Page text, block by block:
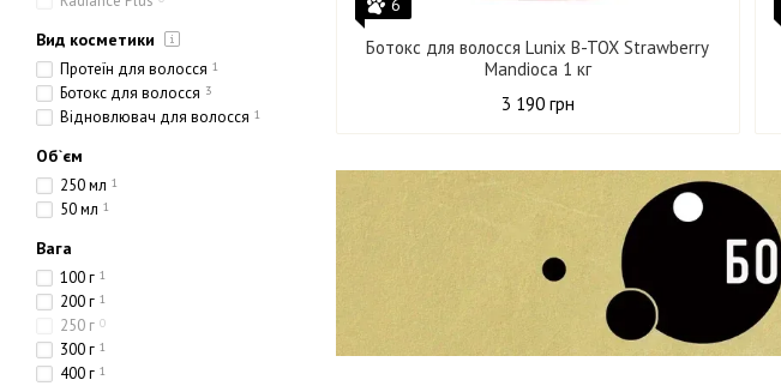
6
Ботокс для волосся Lunix B-TOX Strawberry
Mandioca 1 кг
3 190 грн
Вид косметики
Протеїн для волосся 1
Ботокс для волосся 3
Відновлювач для волосся 1
Об`єм
250 мл 1
50 мл 1
Вага
100 г 1
200 г 1
250 г 0
300 г 1
400 г 1